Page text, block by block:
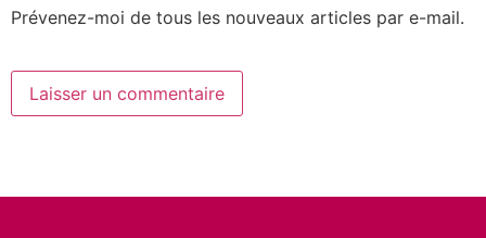
Prévenez-moi de tous les nouveaux articles par e-mail.